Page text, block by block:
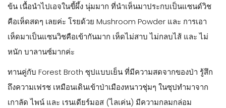
ข้น เนื้อนำไปเอจในขี้ผึ้ง นุ่มมาก ที่นำเห็นมาประกบเป็นแซนด์วิช
คือเห็ดสดๆ เลยค่ะ โรยด้วย Mushroom Powder และ การเอา
เห็ดมาเป็นแซนวิชคือเข้ากันมาก เห็ดไม่สาบ ไม่กลบไส้ และ ไม่
หนัก บาลานซ์มากค่ะ
ทานคู่กับ Forest Broth ซุปแบบเย็น ที่มีความสดจากของป่า รู้สึก
ถึงความเฟรช เหมือนเดินเข้าป่าเมืองหนาวชุ่มๆ ในซุปทำมาจาก
เกาลัด ไพน์ และ เรนเดียร์มอส (ไลเค่น) มีความกลมกล่อม